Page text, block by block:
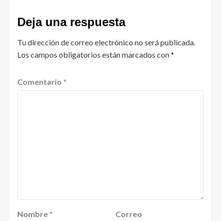
Deja una respuesta
Tu dirección de correo electrónico no será publicada.
Los campos obligatorios están marcados con*
Comentario *
Nombre *
Correo